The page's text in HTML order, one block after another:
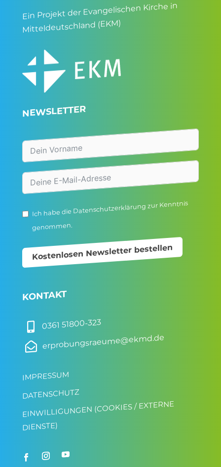
Ein Projekt der Evangelischen Kirche in
Mitteldeutschland (EKM)
NEWSLETTER
Ich habe die Datenschutzerklärungzur Kenntnis
genommen.
Kostenlosen Newsletter bestellen
KONTAKT
 0361 51800-323
 erprobungsraeume@ekmd.de
IMPRESSUM
DATENSCHUTZ
EINWILLIGUNGEN (COOKIES / EXTERNE
DIENSTE)